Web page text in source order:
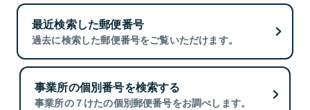
最近検索した郵便番号
過去に検索した郵便番号をご覧いただけます。
事業所の個別番号を検索する
事業所の７けたの個別郵便番号をお調べします。